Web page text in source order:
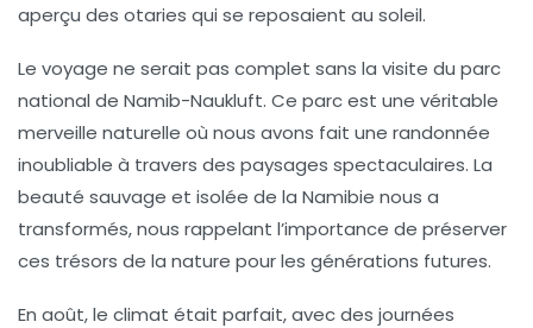
aperçu des otaries qui se reposaient au soleil.
Le voyage ne serait pas complet sans la visite du parc
national de Namib-Naukluft. Ce parc est une véritable
merveille naturelle où nous avons fait une randonnée
inoubliable à travers des paysages spectaculaires. La
beauté sauvage et isolée de la Namibie nous a
transformés, nous rappelant l’importance de préserver
ces trésors de la nature pour les générations futures.
En août, le climat était parfait, avec des journées